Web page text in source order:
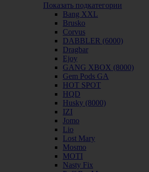
Показать подкатегории
Bang XXL
Brusko
Corvus
DABBLER (6000)
Dragbar
Ejoy
GANG XBOX (8000)
Gem Pods GA
HOT SPOT
HQD
Husky (8000)
IZI
Jomo
Lio
Lost Mary
Mosmo
MOTI
Nasty Fix